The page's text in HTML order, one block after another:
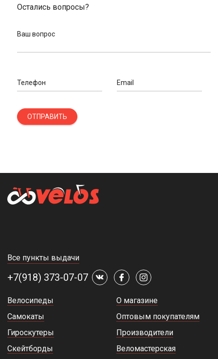
Остались вопросы?
Ваш вопрос
Телефон Email
ОТПРАВИТЬ
Все пункты выдачи
+7(918) 373-07-07
Велосипеды
Самокаты
Гироскутеры
Скейтборды
О магазине
Оптовым покупателям
Производители
Веломастерская